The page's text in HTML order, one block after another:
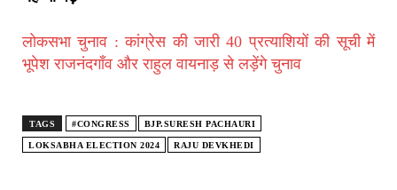
लोकसभा चुनाव : कांग्रेस की जारी 40 प्रत्याशियों की सूची में
भूपेश राजनंदगाँव और राहुल वायनाड़ से लड़ेंगे चुनाव
TAGS #CONGRESS BJP.SURESH PACHAURI
LOKSABHA ELECTION 2024 RAJU DEVKHEDI